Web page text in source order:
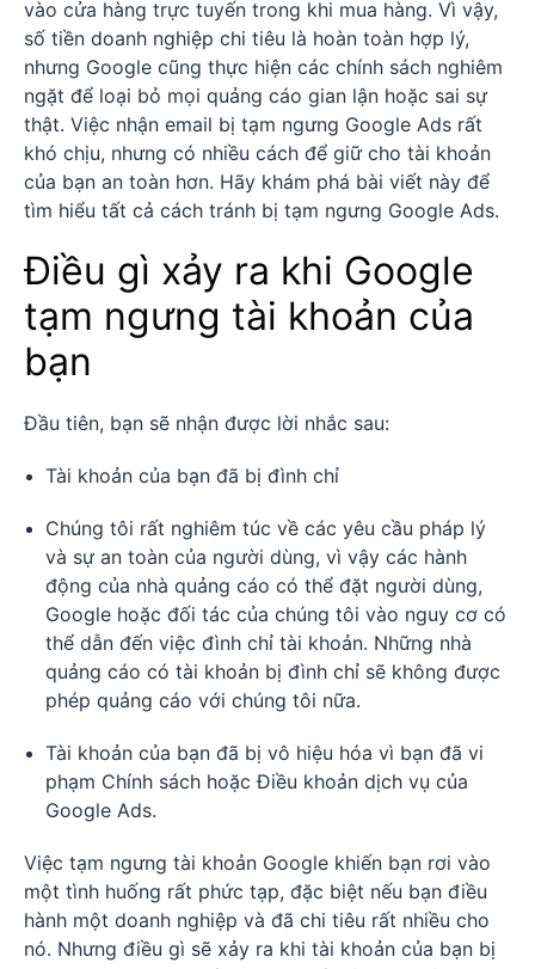
vào cửa hàng trực tuyến trong khi mua hàng. Vì vậy,
số tiền doanh nghiệp chi tiêu là hoàn toàn hợp lý,
nhưng Google cũng thực hiện các chính sách nghiêm
ngặt để loại bỏ mọi quảng cáo gian lận hoặc sai sự
thật. Việc nhận email bị tạm ngưng Google Ads rất
khó chịu, nhưng có nhiều cách để giữ cho tài khoản
của bạn an toàn hơn. Hãy khám phá bài viết này để
tìm hiểu tất cả cách tránh bị tạm ngưng Google Ads.
Điều gì xảy ra khi Google
tạm ngưng tài khoản của
bạn
Đầu tiên, bạn sẽ nhận được lời nhắc sau:
Tài khoản của bạn đã bị đình chỉ
Chúng tôi rất nghiêm túc về các yêu cầu pháp lý
và sự an toàn của người dùng, vì vậy các hành
động của nhà quảng cáo có thể đặt người dùng,
Google hoặc đối tác của chúng tôi vào nguy cơ có
thể dẫn đến việc đình chỉ tài khoản. Những nhà
quảng cáo có tài khoản bị đình chỉ sẽ không được
phép quảng cáo với chúng tôi nữa.
Tài khoản của bạn đã bị vô hiệu hóa vì bạn đã vi
phạm Chính sách hoặc Điều khoản dịch vụ của
Google Ads.
Việc tạm ngưng tài khoản Google khiến bạn rơi vào
một tình huống rất phức tạp, đặc biệt nếu bạn điều
hành một doanh nghiệp và đã chi tiêu rất nhiều cho
nó. Nhưng điều gì sẽ xảy ra khi tài khoản của bạn bị